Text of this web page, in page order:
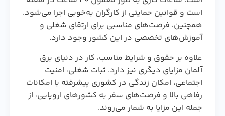
است و قوانین حمایتی از کارگران به‌خوبی اجرا می‌شود.
همچنین، فرصت‌های مناسبی برای ارتقای شغلی و
آموزش‌های تخصصی در این کشور وجود دارد.
علاوه بر حقوق و شرایط مناسب، کار در دنیای برق
آلمان مزایای دیگری نیز دارد. ثبات شغلی، امنیت
اجتماعی، امکان زندگی در کشوری پیشرفته با امکانات
رفاهی بالا و فرصت‌های سفر به کشورهای اروپایی، از
جمله این مزایا به شمار می‌روند.